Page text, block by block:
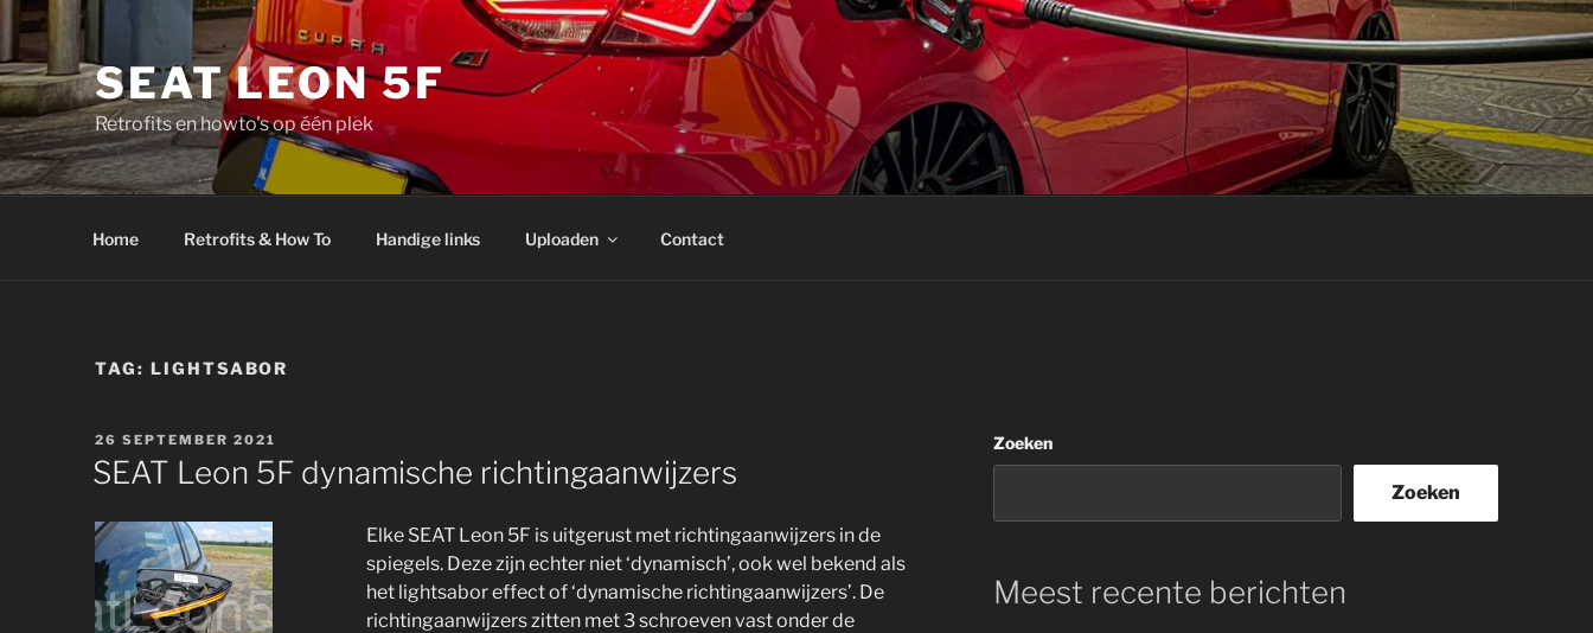
Ga
naar
de
inhoud
SEAT LEON 5F
Retrofits en howto's op één plek
Home Retrofits & How To Handige links Uploaden Contact
TAG: LIGHTSABOR
GEPLAATST
OP
26 SEPTEMBER 2021
SEAT Leon 5F dynamische richtingaanwijzers
Elke SEAT Leon 5F is uitgerust met richtingaanwijzers in de
spiegels. Deze zijn echter niet ‘dynamisch’, ook wel bekend als
het lightsabor effect of ‘dynamische richtingaanwijzers’. De
richtingaanwijzers zitten met 3 schroeven vast onder de
Zoeken
Zoeken
Meest recente berichten